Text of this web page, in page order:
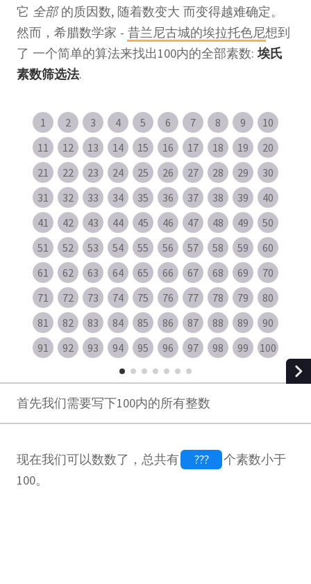
它 全部的质因数, 随着数变大 而变得越难确定。
然而，希腊数学家 - 昔兰尼古城的埃拉托色尼想到
了 一个简单的算法来找出100内的全部素数:埃氏
素数筛选法.
1 2 3 4 5 6 7 8 9
10
11
12 13 14 15 16 17 18 19
20
21
22 23 24 25 26 27 28 29
30
31
32 33 34 35 36 37 38 39
40
41
42 43 44 45 46 47 48 49
50
51
52 53 54 55 56 57 58 59
60
61
62 63 64 65 66 67 68 69
70
71
72 73 74 75 76 77 78 79
80
81
82 83 84 85 86 87 88 89
90
91
92 93 94 95 96 97 98 99 100
首先我们需要写下100内的所有整数
现在我们可以数数了，总共有
个素数小于
100。